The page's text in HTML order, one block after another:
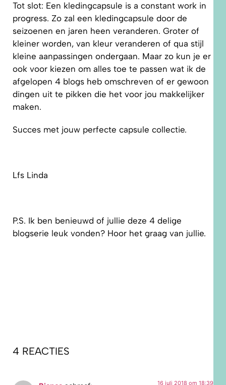
Tot slot: Een kledingcapsule is a constant work in
progress. Zo zal een kledingcapsule door de
seizoenen en jaren heen veranderen. Groter of
kleiner worden, van kleur veranderen of qua stijl
kleine aanpassingen ondergaan. Maar zo kun je er
ook voor kiezen om alles toe te passen wat ik de
afgelopen 4 blogs heb omschreven of er gewoon
dingen uit te pikken die het voor jou makkelijker
maken.
Succes met jouw perfecte capsule collectie.
Lfs Linda
P.S. Ik ben benieuwd of jullie deze 4 delige
blogserie leuk vonden? Hoor het graag van jullie.
4 REACTIES
16 juli 2018 om 18:39